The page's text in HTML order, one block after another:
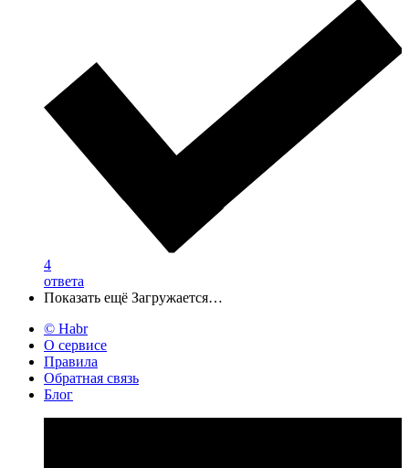
4
ответа
Показать ещё Загружается…
© Habr
О сервисе
Правила
Обратная связь
Блог